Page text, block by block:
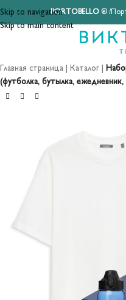
Skip to navigation
Skip to main content
PORTOBELLO® /
Главная страница Каталог
(футболка, бутылка, ежедневник,